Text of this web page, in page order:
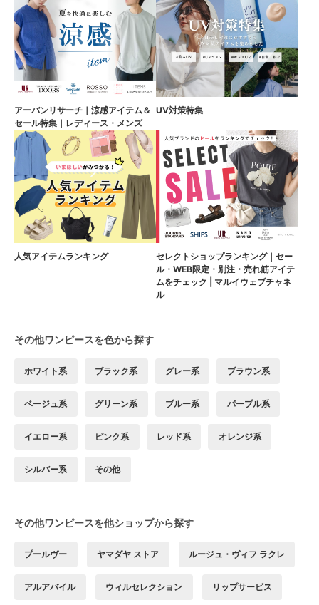
アーバンリサーチ｜涼感アイテム＆
セール特集｜レディース・メンズ
UV対策特集
人気アイテムランキング
セレクトショップランキング｜セー
ル・WEB限定・別注・売れ筋アイテ
ムをチェック | マルイウェブチャネ
ル
その他ワンピースを色から探す
ホワイト系 ブラック系 グレー系 ブラウン系
ベージュ系 グリーン系 ブルー系 パープル系
イエロー系 ピンク系 レッド系 オレンジ系
シルバー系 その他
その他ワンピースを他ショップから探す
プールヴー ヤマダヤ ストア ルージュ・ヴィフ ラクレ
アルアバイル ウィルセレクション リップサービス